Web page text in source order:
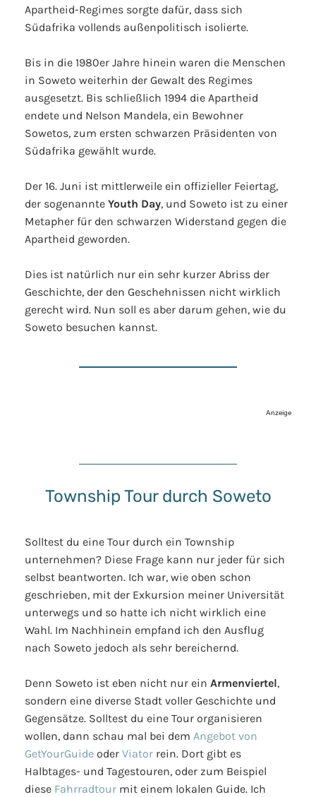
Apartheid-Regimes sorgte dafür, dass sich
Südafrika vollends außenpolitisch isolierte.
Bis in die 1980er Jahre hinein waren die Menschen
in Soweto weiterhin der Gewalt des Regimes
ausgesetzt. Bis schließlich 1994 die Apartheid
endete und Nelson Mandela, ein Bewohner
Sowetos, zum ersten schwarzen Präsidenten von
Südafrika gewählt wurde.
Der 16. Juni ist mittlerweile ein offizieller Feiertag,
der sogenannte Youth Day, und Soweto ist zu einer
Metapher für den schwarzen Widerstand gegen die
Apartheid geworden.
Dies ist natürlich nur ein sehr kurzer Abriss der
Geschichte, der den Geschehnissen nicht wirklich
gerecht wird. Nun soll es aber darum gehen, wie du
Soweto besuchen kannst.
Anzeige
Township Tour durch Soweto
Solltest du eine Tour durch ein Township
unternehmen? Diese Frage kann nur jeder für sich
selbst beantworten. Ich war, wie oben schon
geschrieben, mit der Exkursion meiner Universität
unterwegs und so hatte ich nicht wirklich eine
Wahl. Im Nachhinein empfand ich den Ausflug
nach Soweto jedoch als sehr bereichernd.
Denn Soweto ist eben nicht nur ein Armenviertel,
sondern eine diverse Stadt voller Geschichte und
Gegensätze. Solltest du eine Tour organisieren
wollen, dann schau mal bei dem Angebot von
GetYourGuide oder Viator rein. Dort gibt es
Halbtages- und Tagestouren, oder zum Beispiel
diese Fahrradtour mit einem lokalen Guide. Ich